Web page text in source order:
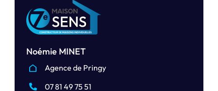
Noémie MINET
Agence de Pringy
07 81 49 75 51